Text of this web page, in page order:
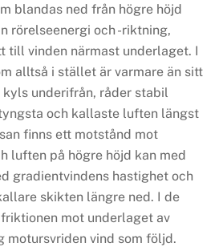
blandas ned från högre höjd
rörelseenergi och -riktning,
till vinden närmast underlaget. I
alltså i stället är varmare än sitt
underifrån, råder stabil
och kallaste luften längst
finns ett motstånd mot
luften på högre höjd kan med
gradientvindens hastighet och
skikten längre ned. I de
mot underlaget av
motursvriden vind som följd.